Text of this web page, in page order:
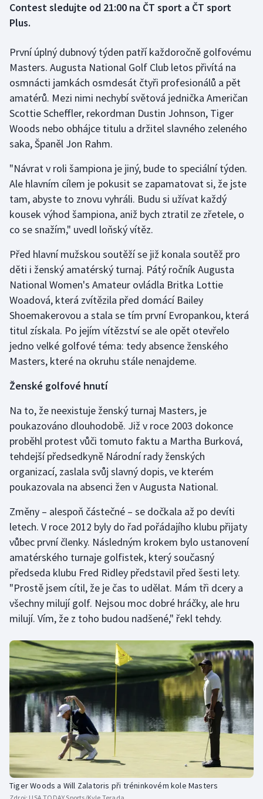
Golf
Házená
Jezdectví
Krasobruslení
Lezení
Lyže a snowboard
Moderní pětiboj
Motorsport
Olympijské hry
Parasport
Plavání
Ragby
Rychlobruslení
Rychlostní kanoistika
Short track
Sportovní střelba
Stolní tenis
Triatlon
Veslování
Volejbal
Ostatní
Contest sledujte od 21:00 na ČT sport a ČT sport
Plus.
První úplný dubnový týden patří každoročně golfovému
Masters. Augusta National Golf Club letos přivítá na
osmnácti jamkách osmdesát čtyři profesionálů a pět
amatérů. Mezi nimi nechybí světová jednička Američan
Scottie Scheffler, rekordman Dustin Johnson, Tiger
Woods nebo obhájce titulu a držitel slavného zeleného
saka, Španěl Jon Rahm.
"Návrat v roli šampiona je jiný, bude to speciální týden.
Ale hlavním cílem je pokusit se zapamatovat si, že jste
tam, abyste to znovu vyhráli. Budu si užívat každý
kousek výhod šampiona, aniž bych ztratil ze zřetele, o
co se snažím," uvedl loňský vítěz.
Před hlavní mužskou soutěží se již konala soutěž pro
děti i ženský amatérský turnaj. Pátý ročník Augusta
National Women's Amateur ovládla Britka Lottie
Woadová, která zvítězila před domácí Bailey
Shoemakerovou a stala se tím první Evropankou, která
titul získala. Po jejím vítězství se ale opět otevřelo
jedno velké golfové téma: tedy absence ženského
Masters, které na okruhu stále nenajdeme.
Ženské golfové hnutí
Na to, že neexistuje ženský turnaj Masters, je
poukazováno dlouhodobě. Již v roce 2003 dokonce
proběhl protest vůči tomuto faktu a Martha Burková,
tehdejší předsedkyně Národní rady ženských
organizací, zaslala svůj slavný dopis, ve kterém
poukazovala na absenci žen v Augusta National.
Změny – alespoň částečné – se dočkala až po devíti
letech. V roce 2012 byly do řad pořádajího klubu přijaty
vůbec první členky. Následným krokem bylo ustanovení
amatérského turnaje golfistek, který současný
předseda klubu Fred Ridley představil před šesti lety.
"Prostě jsem cítil, že je čas to udělat. Mám tři dcery a
všechny milují golf. Nejsou moc dobré hráčky, ale hru
milují. Vím, že z toho budou nadšené," řekl tehdy.
Tiger Woods a Will Zalatoris při tréninkovém kole Masters